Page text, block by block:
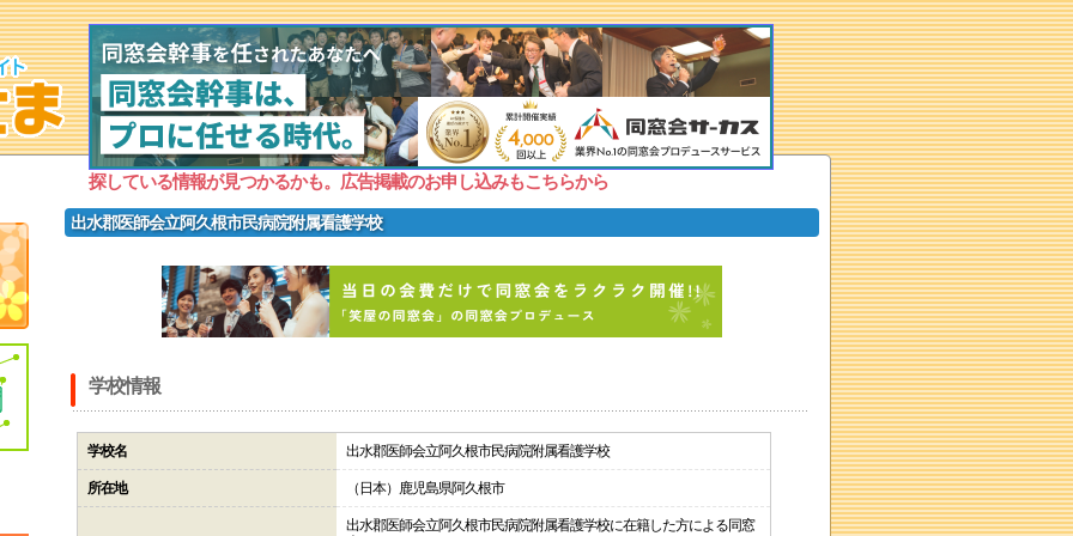
探している情報が見つかるかも。広告掲載のお申し込みもこちらから
出水郡医師会立阿久根市民病院附属看護学校
学校情報
学校名 出水郡医師会立阿久根市民病院附属看護学校
所在地 （日本）鹿児島県阿久根市
出水郡医師会立阿久根市民病院附属看護学校に在籍した方による同窓